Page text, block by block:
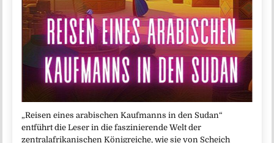
„Reisen eines arabischen Kaufmanns in den Sudan“
entführt die Leser in die faszinierende Welt der
zentralafrikanischen Königreiche, wie sie von Scheich